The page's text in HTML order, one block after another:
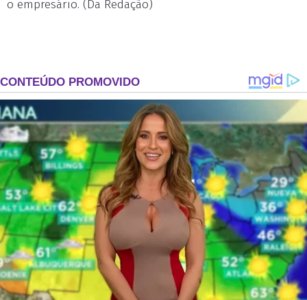
o empresário. (Da Redação)